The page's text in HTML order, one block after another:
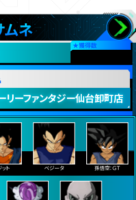
ムネ
★獲得数
リーファンタジー仙台卸町店
ト ベジータ 孫悟空：ＧＴ